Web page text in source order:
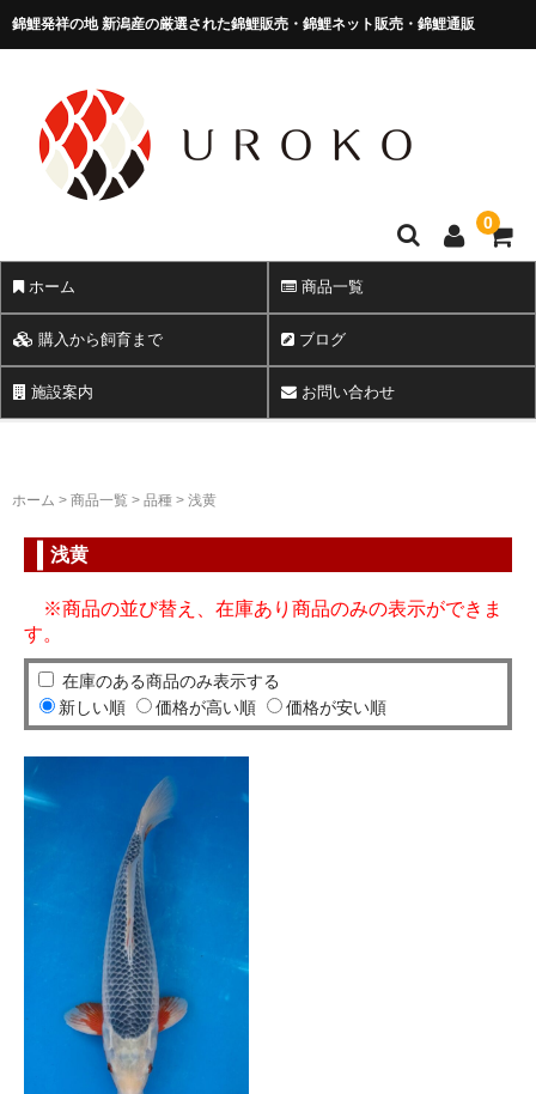
錦鯉発祥の地 新潟産の厳選された錦鯉販売・錦鯉ネット販売・錦鯉通販
錦鯉販売 株式会社 鱗～うろこ～0
ホーム 商品一覧
購入から飼育まで ブログ
施設案内 お問い合わせ
ホーム > 商品一覧 > 品種 > 浅黄
浅黄
※商品の並び替え、在庫あり商品のみの表示ができま
す。
在庫のある商品のみ表示する
新しい順
価格が高い順 価格が安い順